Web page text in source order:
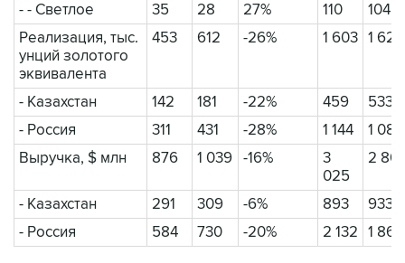
- - Светлое
35 28 27% 110
104
Реализация, тыс.
унций золотого
эквивалента
453 612 -26% 1 603 1 622
- Казахстан 142 181 -22% 459
533
- Россия
311 431 -28% 1 144
1 089
Выручка, $ млн
876 1 039 -16%
3
025
2 801
- Казахстан 291 309 -6% 893
933
- Россия
584 730 -20% 2 132 1 868